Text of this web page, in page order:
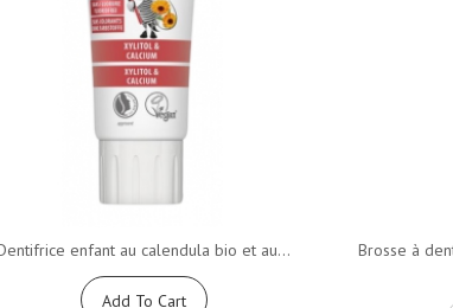
enfant au calendula bio et au...
Add To Cart
Brosse à